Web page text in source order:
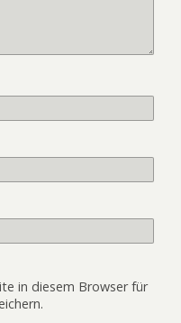
in diesem Browser für